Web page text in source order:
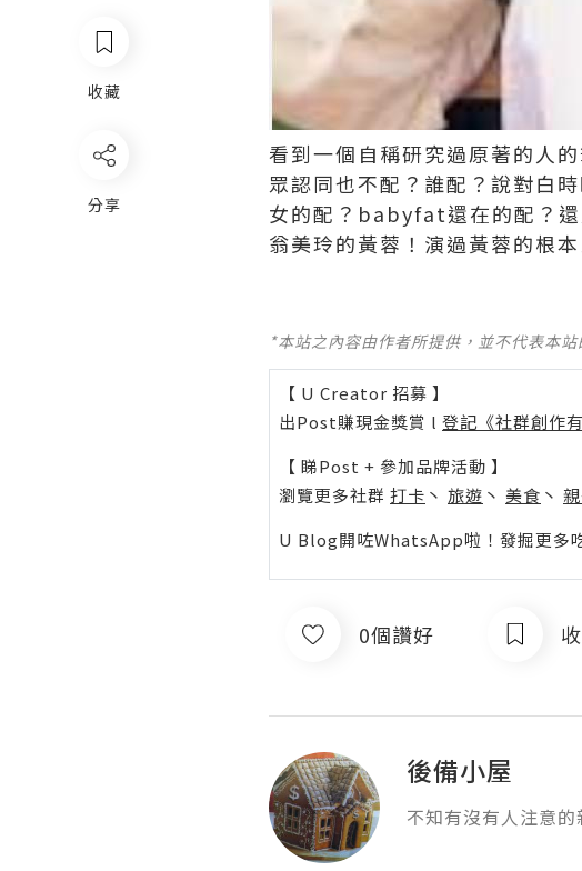
收藏
分享
看到一個自稱研究過原著的人
眾認同也不配？誰配？說對白
女的配？babyfat還在的配？
翁美玲的黃蓉！演過黃蓉的根
*本站之內容由作者所提供，並不代表本
【 U Creator 招募 】
出Post賺現金獎賞 l 登記《社群創作
【 睇Post + 參加品牌活動 】
瀏覽更多社群 打卡 丶 旅遊 丶 美食 丶
U Blog開咗WhatsApp啦！發掘更多
0個讚好
後備小屋
不知有沒有人注意的